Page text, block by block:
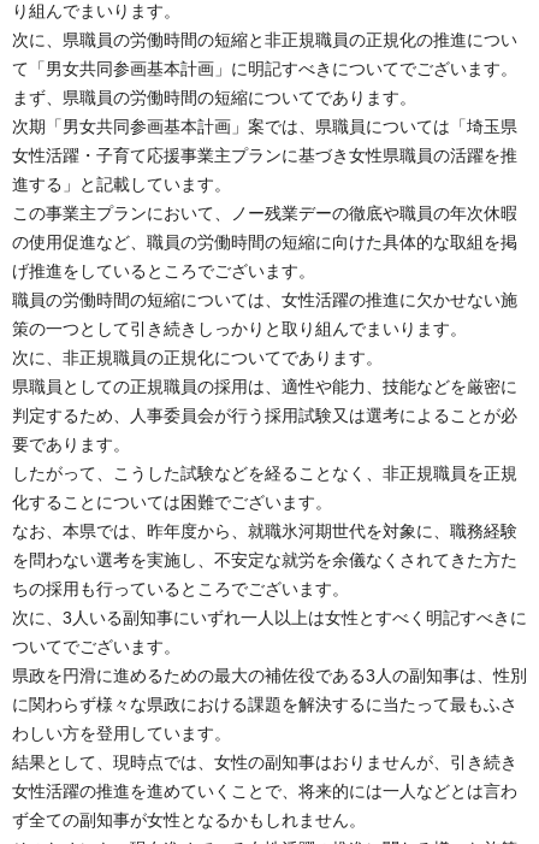
り組んでまいります。
次に、県職員の労働時間の短縮と非正規職員の正規化の推進につい
て「男女共同参画基本計画」に明記すべきについてでございます。
まず、県職員の労働時間の短縮についてであります。
次期「男女共同参画基本計画」案では、県職員については「埼玉県
女性活躍・子育て応援事業主プランに基づき女性県職員の活躍を推
進する」と記載しています。
この事業主プランにおいて、ノー残業デーの徹底や職員の年次休暇
の使用促進など、職員の労働時間の短縮に向けた具体的な取組を掲
げ推進をしているところでございます。
職員の労働時間の短縮については、女性活躍の推進に欠かせない施
策の一つとして引き続きしっかりと取り組んでまいります。
次に、非正規職員の正規化についてであります。
県職員としての正規職員の採用は、適性や能力、技能などを厳密に
判定するため、人事委員会が行う採用試験又は選考によることが必
要であります。
したがって、こうした試験などを経ることなく、非正規職員を正規
化することについては困難でございます。
なお、本県では、昨年度から、就職氷河期世代を対象に、職務経験
を問わない選考を実施し、不安定な就労を余儀なくされてきた方た
ちの採用も行っているところでございます。
次に、3人いる副知事にいずれ一人以上は女性とすべく明記すべきに
ついてでございます。
県政を円滑に進めるための最大の補佐役である3人の副知事は、性別
に関わらず様々な県政における課題を解決するに当たって最もふさ
わしい方を登用しています。
結果として、現時点では、女性の副知事はおりませんが、引き続き
女性活躍の推進を進めていくことで、将来的には一人などとは言わ
ず全ての副知事が女性となるかもしれません。